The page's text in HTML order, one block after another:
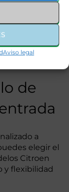
Aviso legal
de
a
elegir el
Citroen
y flexibilidad